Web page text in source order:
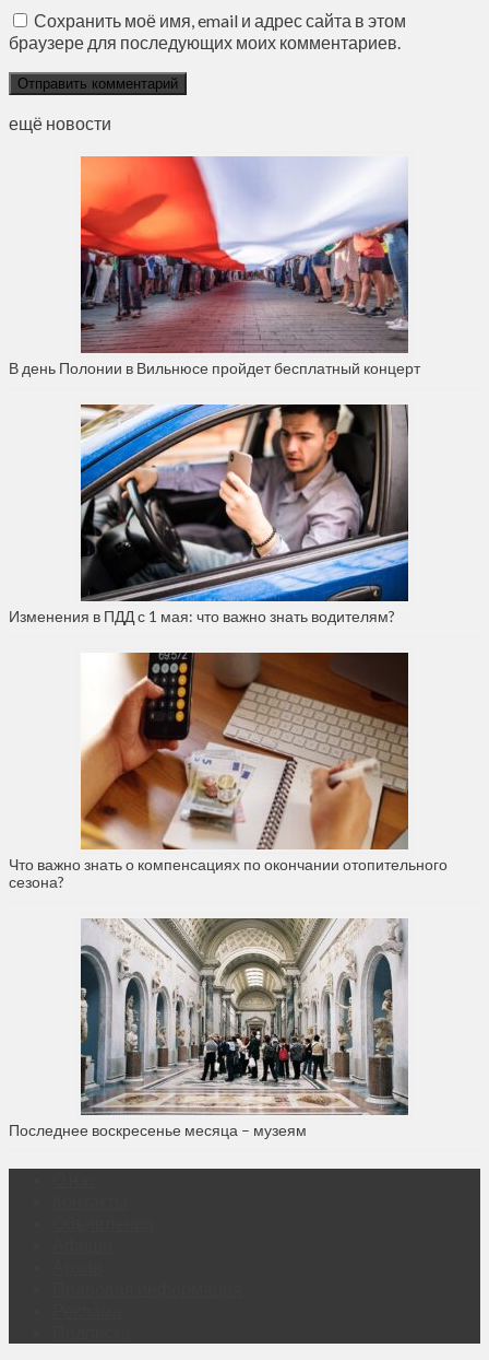
Сохранить моё имя, email и адрес сайта в этом
браузере для последующих моих комментариев.
ещё новости
В день Полонии в Вильнюсе пройдет бесплатный концерт
Изменения в ПДД с 1 мая: что важно знать водителям?
Что важно знать о компенсациях по окончании отопительного
сезона?
Последнее воскресенье месяца – музеям